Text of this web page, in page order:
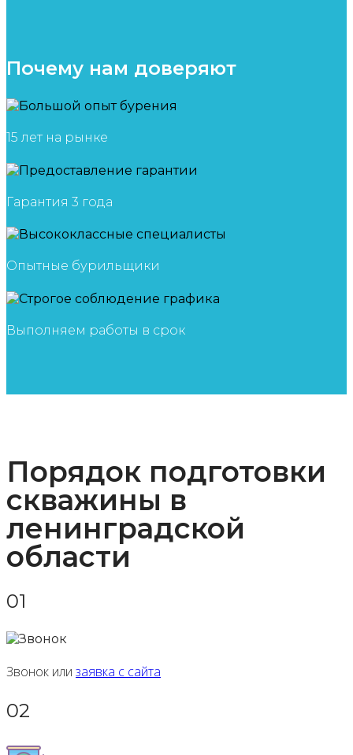
Почему нам доверяют
15 лет на рынке
Гарантия 3 года
Опытные бурильщики
Выполняем работы в срок
Порядок подготовки
скважины в
ленинградской
области
01
Звонок или заявка с сайта
02